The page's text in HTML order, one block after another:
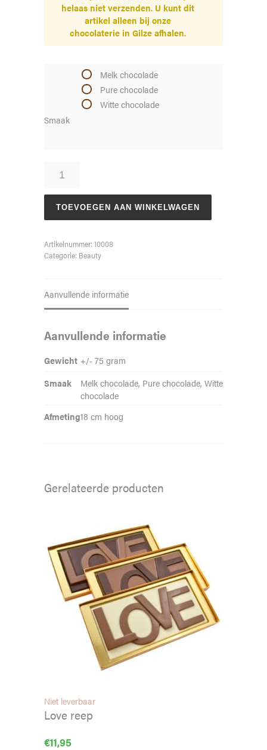
helaas niet verzenden. U kunt dit
artikel alleen bij onze
chocolaterie in Gilze afhalen.
Smaak
Melk chocolade
Pure chocolade
Witte chocolade
aantal
TOEVOEGEN AAN WINKELWAGEN
Artikelnummer: 10008
Categorie: Beauty
Aanvullende informatie
Aanvullende informatie
Gewicht +/- 75 gram
Smaak
Melk chocolade, Pure chocolade, Witte
chocolade
Afmeting18 cm hoog
Gerelateerde producten
Niet leverbaar
Love reep
€11,95